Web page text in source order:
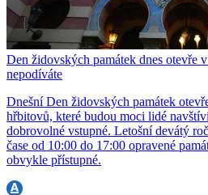
Den židovských památek dnes otevře
nepodíváte
Dnešní Den židovských památek
hřbitovů, které budou moci lidé
dobrovolné vstupné. Letošní devátý
čase od 10:00 do 17:00 opravené
obvykle přístupné.